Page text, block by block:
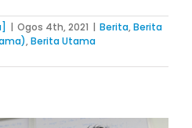
| Ogos 4th, 2021 | Berita,Berita
,Berita Utama